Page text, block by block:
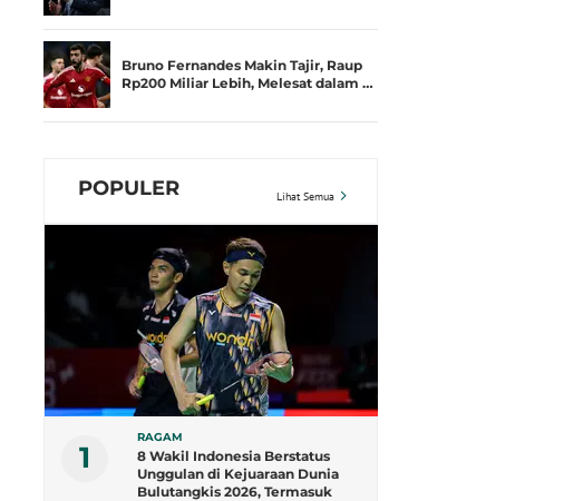
Bruno Fernandes Makin Tajir, Raup
Rp200 Miliar Lebih, Melesat dalam …
POPULER Lihat Semua
1
RAGAM
8 Wakil Indonesia Berstatus
Unggulan di Kejuaraan Dunia
Bulutangkis 2026, Termasuk